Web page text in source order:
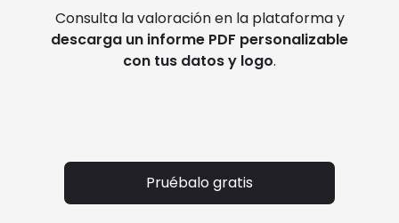
Consulta la valoración en la plataforma y
descarga un informe PDF personalizable
con tus datos y logo.
Pruébalo gratis